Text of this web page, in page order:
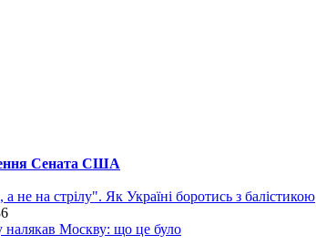
Сената США
не на стрілу". Як Україні боротись з балістикою
налякав Москву: що це було